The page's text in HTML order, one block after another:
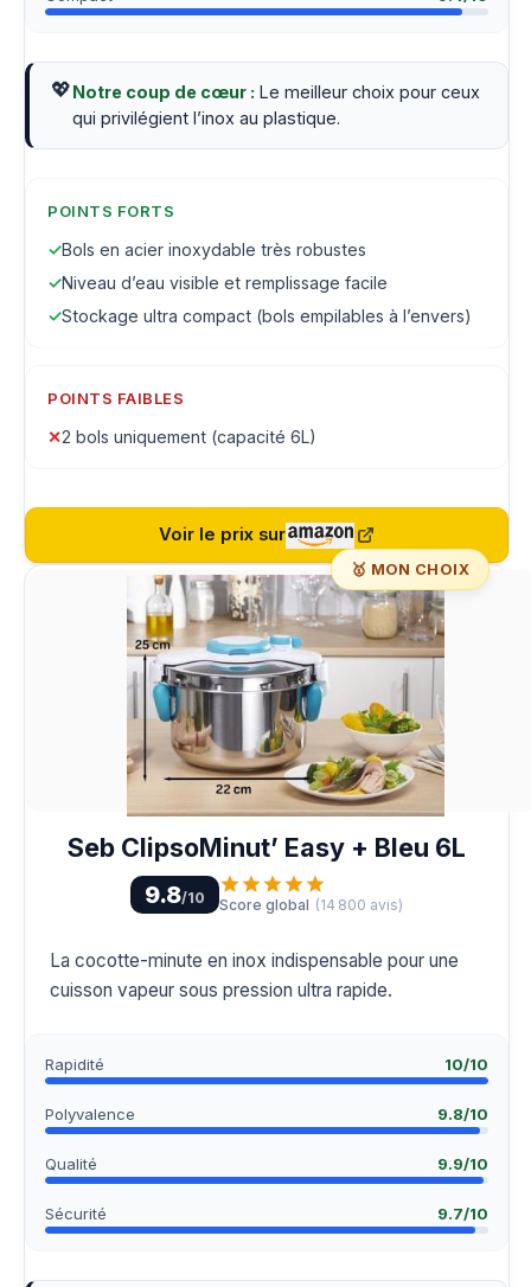
💖Notre coup de cœur : Le meilleur choix pour ceux
qui privilégient l’inox au plastique.
POINTS FORTS
✓Bols en acier inoxydable très robustes
✓Niveau d’eau visible et remplissage facile
✓Stockage ultra compact (bols empilables à l’envers)
POINTS FAIBLES
✕2 bols uniquement (capacité 6L)
Voir le prix sur
🥇 MON CHOIX
Seb ClipsoMinut’ Easy + Bleu 6L
9.8/10 Score global (14 800 avis)
La cocotte-minute en inox indispensable pour une
cuisson vapeur sous pression ultra rapide.
Rapidité 10/10
Polyvalence 9.8/10
Qualité 9.9/10
Sécurité 9.7/10